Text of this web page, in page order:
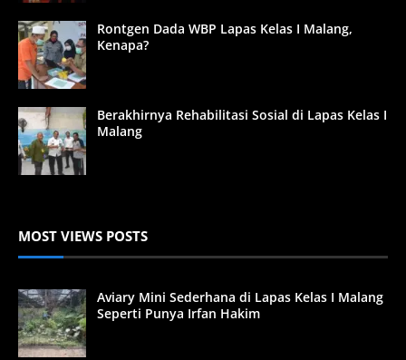
Rontgen Dada WBP Lapas Kelas I Malang,
Kenapa?
Berakhirnya Rehabilitasi Sosial di Lapas Kelas I
Malang
MOST VIEWS POSTS
Aviary Mini Sederhana di Lapas Kelas I Malang
Seperti Punya Irfan Hakim